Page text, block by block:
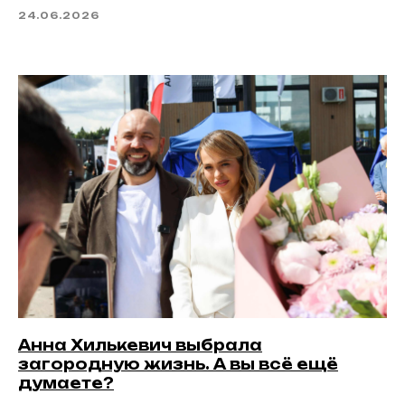
24.06.2026
Анна Хилькевич выбрала
загородную жизнь. А вы всё ещё
думаете?